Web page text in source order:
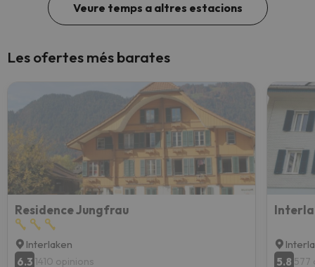
Veure temps a altres estacions
Les ofertes més barates
Residence Jungfrau
Interlaken
6.3 1410 opinions
5.8 577